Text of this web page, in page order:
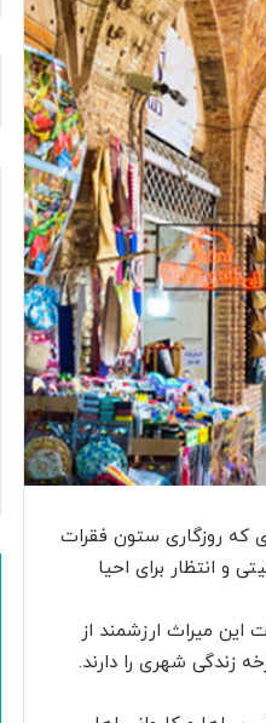
که روزگاری ستون فقرات
و انتظار برای احیا
میراث ارزشمند از
زندگی شهری را دارند.